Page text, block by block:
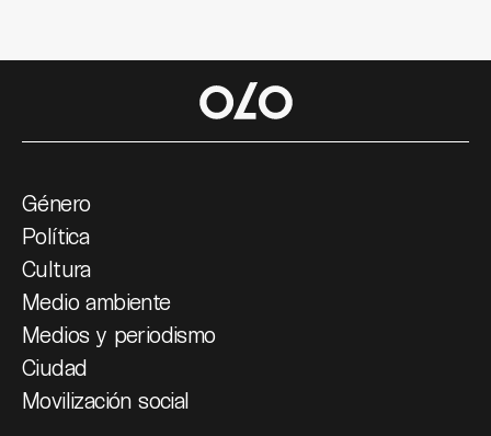
Género
Política
Cultura
Medio ambiente
Medios y periodismo
Ciudad
Movilización social